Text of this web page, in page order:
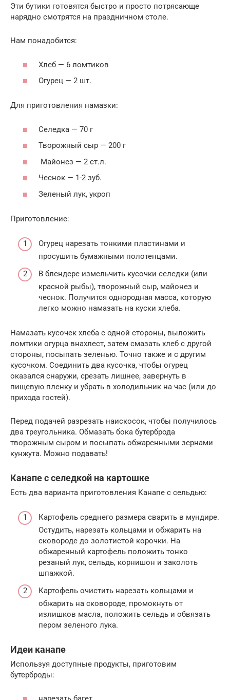
Эти бутики готовятся быстро и просто потрясающе
нарядно смотрятся на праздничном столе.
Нам понадобится:
Хлеб — 6 ломтиков
Огурец — 2 шт.
Для приготовления намазки:
Селедка — 70 г
Творожный сыр — 200 г
Майонез — 2 ст.л.
Чеснок — 1-2 зуб.
Зеленый лук, укроп
Приготовление:
Огурец нарезать тонкими пластинами и
просушить бумажными полотенцами.
В блендере измельчить кусочки селедки (или
красной рыбы), творожный сыр, майонез и
чеснок. Получится однородная масса, которую
легко можно намазать на куски хлеба.
Намазать кусочек хлеба с одной стороны, выложить
ломтики огурца внахлест, затем смазать хлеб с другой
стороны, посыпать зеленью. Точно также и с другим
кусочком. Соединить два кусочка, чтобы огурец
оказался снаружи, срезать лишнее, завернуть в
пищевую пленку и убрать в холодильник на час (или до
прихода гостей).
Перед подачей разрезать наискосок, чтобы получилось
два треугольника. Обмазать бока бутерброда
творожным сыром и посыпать обжаренными зернами
кунжута. Можно подавать!
Канапе с селедкой на картошке
Есть два варианта приготовления Канапе с сельдью:
Картофель среднего размера сварить в мундире.
Остудить, нарезать кольцами и обжарить на
сковороде до золотистой корочки. На
обжаренный картофель положить тонко
резаный лук, сельдь, корнишон и заколоть
шпажкой.
Картофель очистить нарезать кольцами и
обжарить на сковороде, промокнуть от
излишков масла, положить сельдь и обвязать
пером зеленого лука.
Идеи канапе
Используя доступные продукты, приготовим
бутерброды: